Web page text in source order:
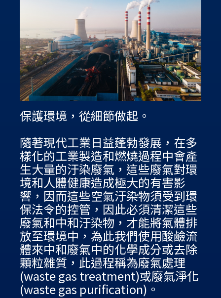
保護環境，從細節做起。
隨著現代工業日益蓬勃發展，在多
樣化的工業製造和燃燒過程中會產
生大量的汙染廢氣，這些廢氣對環
境和人體健康造成極大的有害影
響，因而這些空氣汙染物須受到環
保法令的控管，因此必須清潔這些
廢氣和中和汙染物，才能將氣體排
放至環境中，為此我們使用酸鹼流
體來中和廢氣中的化學成分或去除
顆粒雜質，此過程稱為廢氣處理
(waste gas treatment)或廢氣淨化
(waste gas purification)。